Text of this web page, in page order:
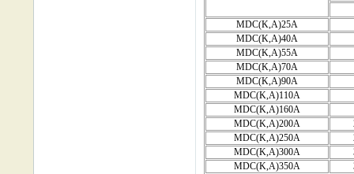
MDC(K,A)25A
MDC(K,A)40A
MDC(K,A)55A
MDC(K,A)70A
MDC(K,A)90A
MDC(K,A)110A
MDC(K,A)160A
MDC(K,A)200A
MDC(K,A)250A
MDC(K,A)300A
MDC(K,A)350A